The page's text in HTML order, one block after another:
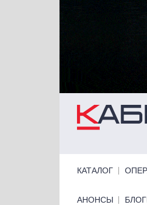
КАТАЛОГ
Primary links bottom
АНОНСЫ